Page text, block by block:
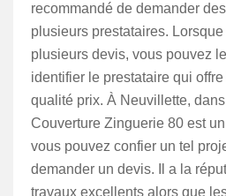
recommandé de demander
plusieurs prestataires.
plusieurs devis, vous pouvez
identifier le prestataire qui
qualité prix. À Neuvillette,
Couverture Zinguerie 80 est
vous pouvez confier un tel
demander un devis. Il a la
travaux excellents alors que